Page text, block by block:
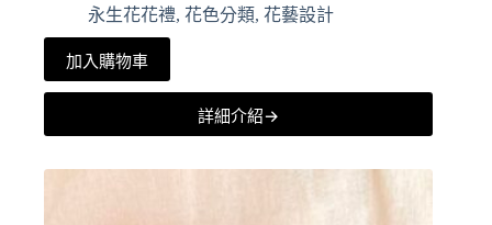
永生花花禮, 花色分類, 花藝設計
加入購物車
詳細介紹→